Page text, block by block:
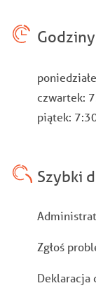
czwartek:
piątek:
Szybki
Zgłoś
Deklaracja